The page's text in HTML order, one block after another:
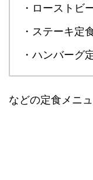
・ローストビ
・ステーキ定
・ハンバーグ
などの定食メニ